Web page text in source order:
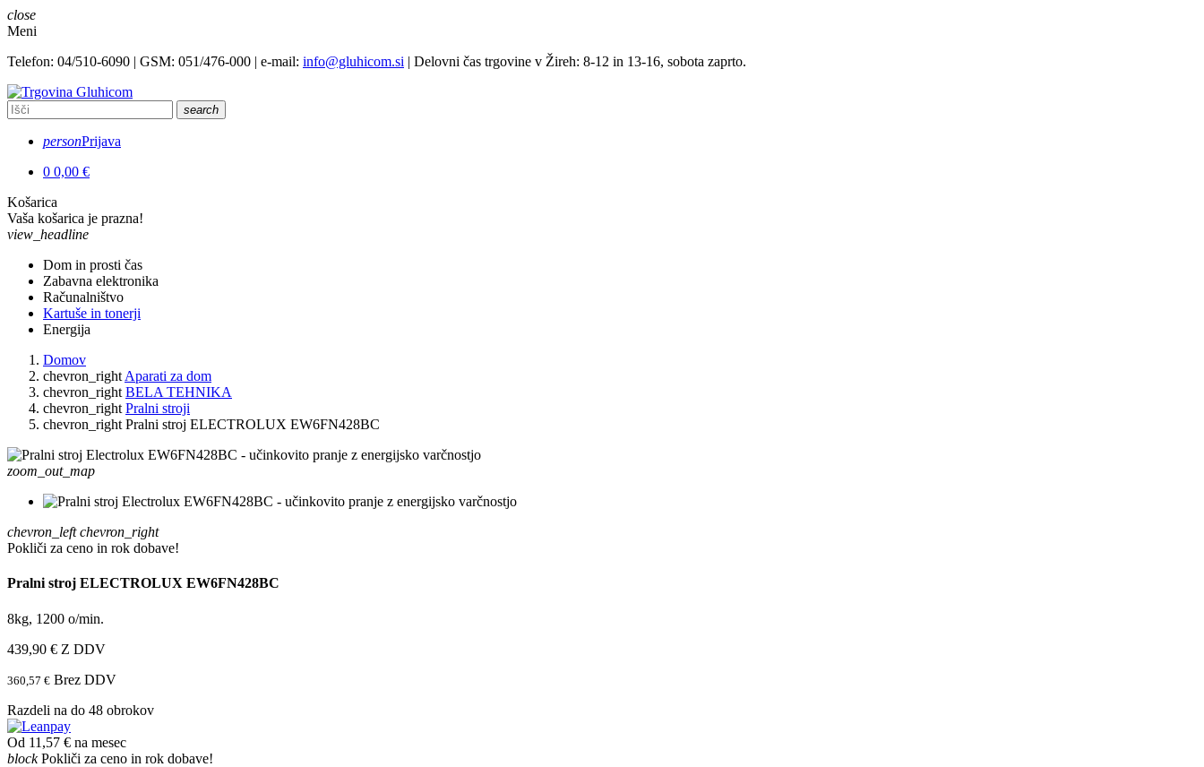
close
Meni
Telefon: 04/510-6090 | GSM: 051/476-000 | e-mail: info@gluhicom.si | Delovni čas trgovine v Žireh: 8-12 in 13-16, sobota zaprto.
search
personPrijava
0 0,00 €
Košarica
Vaša košarica je prazna!
view_headline
Dom in prosti čas
Zabavna elektronika
Računalništvo
Kartuše in tonerji
Energija
Domov
chevron_right Aparati za dom
chevron_right BELA TEHNIKA
chevron_right Pralni stroji
chevron_right Pralni stroj ELECTROLUX EW6FN428BC
zoom_out_map
chevron_left chevron_right
Pokliči za ceno in rok dobave!
Pralni stroj ELECTROLUX EW6FN428BC
8kg, 1200 o/min.
439,90 € Z DDV
360,57 € Brez DDV
Razdeli na do 48 obrokov
Od 11,57 € na mesec
blockPokliči za ceno in rok dobave!